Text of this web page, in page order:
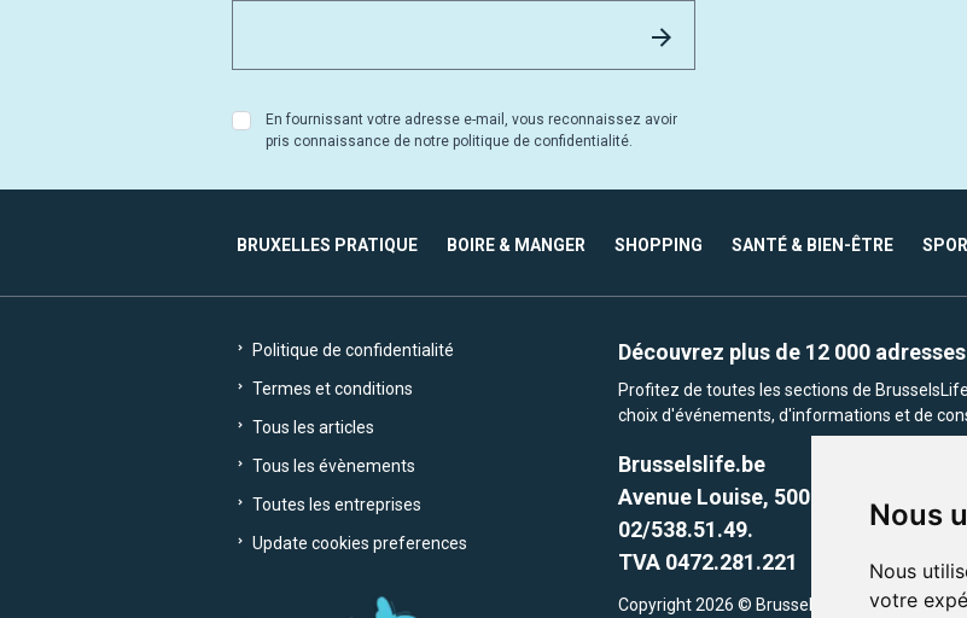
Nous
Nous
votre
En fournissant votre adresse e-mail, vous reconnaissez avoir
pris connaissance de notre politique de confidentialité.
BRUXELLES PRATIQUE BOIRE & MANGER SHOPPING SANTÉ & BIEN-ÊTRE
Politique de confidentialité
Termes et conditions
Tous les articles
Tous les évènements
Toutes les entreprises
Update cookies preferences
Découvrez plus de 12 000
Profitez de toutes les sections de
choix d'événements, d'informations et de
Brusselslife.be
Avenue Louise, 500 -1050 Ixelles,
02/538.51.49.
TVA 0472.281.221
Copyright 2026 © Brusselslife.be Tous droits